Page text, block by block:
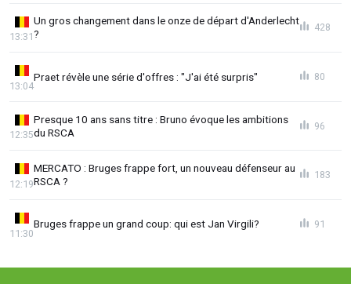
Un gros changement dans le onze de départ d'Anderlecht
?
13:31
428
Praet révèle une série d'offres : "J'ai été surpris"
13:04
80
Presque 10 ans sans titre : Bruno évoque les ambitions
du RSCA
12:35
96
MERCATO : Bruges frappe fort, un nouveau défenseur au
RSCA ?
12:19
183
Bruges frappe un grand coup: qui est Jan Virgili?
11:30
91